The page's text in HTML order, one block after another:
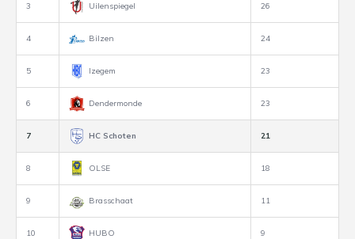
3 Uilenspiegel 26
4 Bilzen 24
5 Izegem 23
6 Dendermonde 23
7 HC Schoten 21
8 OLSE 18
9 Brasschaat 11
10 HUBO 9